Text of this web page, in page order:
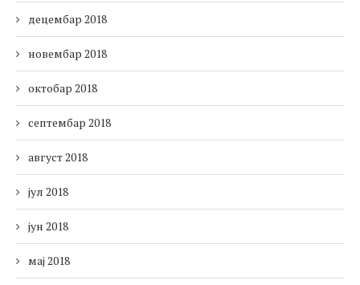
децембар 2018
новембар 2018
октобар 2018
септембар 2018
август 2018
јул 2018
јун 2018
мај 2018